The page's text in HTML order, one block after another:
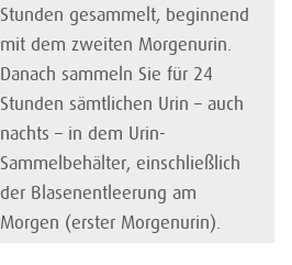
Stunden gesammelt, beginnend
mit dem zweiten Morgenurin.
Danach sammeln Sie für 24
Stunden sämtlichen Urin – auch
nachts – in dem Urin-
Sammelbehälter, einschließlich
der Blasenentleerung am
Morgen (erster Morgenurin).